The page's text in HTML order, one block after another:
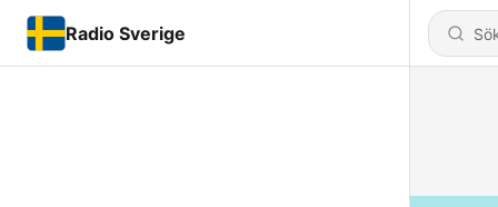
Radio Sverige